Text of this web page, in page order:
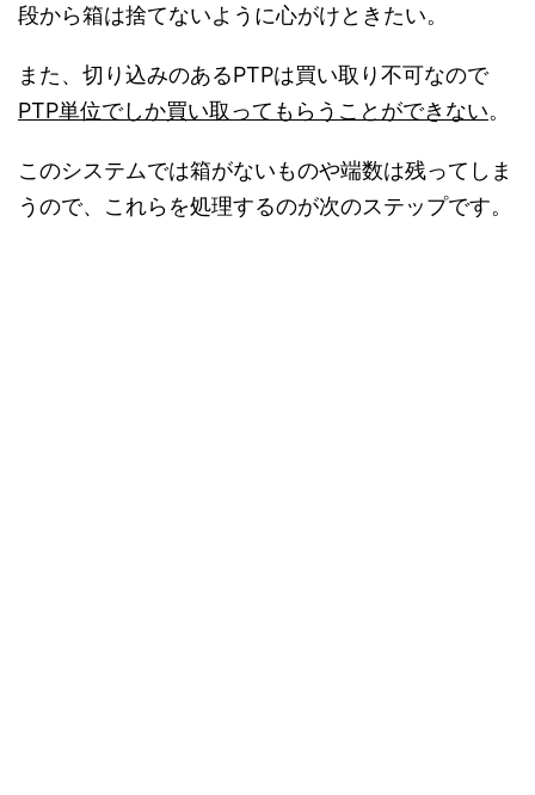
段から箱は捨てないように心がけときたい。
また、切り込みのあるPTPは買い取り不可なので
PTP単位でしか買い取ってもらうことができない。
このシステムでは箱がないものや端数は残ってしま
うので、これらを処理するのが次のステップです。